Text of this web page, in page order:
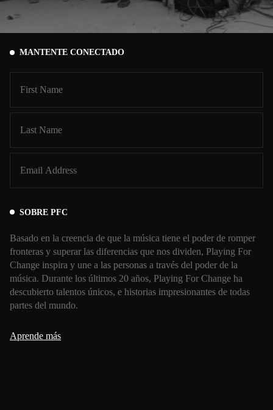
MANTENTE CONECTADO
SOBRE PFC
Basado en la creencia de que la música tiene el poder de romper
fronteras y superar las diferencias que nos dividen, Playing For
Change inspira y une a las personas a través del poder de la
música. Durante los últimos 20 años, Playing For Change ha
descubierto talentos únicos, e historias impresionantes de todas
partes del mundo.
Aprende más